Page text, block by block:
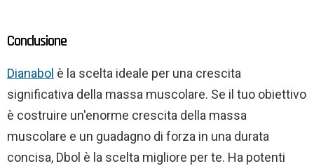
Conclusione
Dianabol è la scelta ideale per una crescita
significativa della massa muscolare. Se il tuo obiettivo
è costruire un'enorme crescita della massa
muscolare e un guadagno di forza in una durata
concisa, Dbol è la scelta migliore per te. Ha potenti